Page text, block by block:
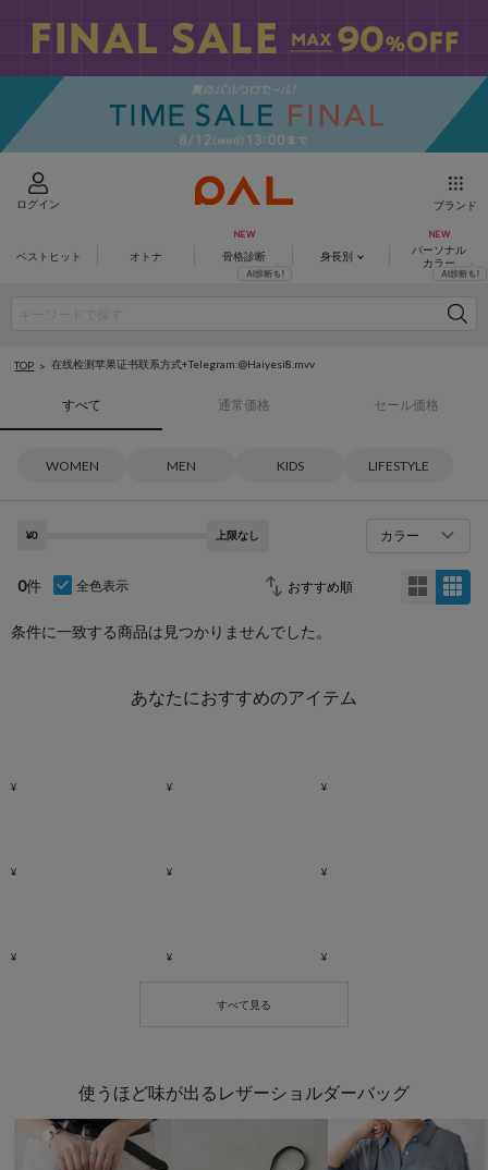
ログイン ブランド
ベストヒット オトナ 骨格診断 身長別
パーソナル
カラー
TOP 在线检测苹果证书联系方式+Telegram:@Haiyesi8.mvv
すべて 通常価格 セール価格
WOMEN MEN KIDS LIFESTYLE
¥0 上限なし カラー
0件 全色表示
条件に一致する商品は見つかりませんでした。
あなたにおすすめのアイテム
使うほど味が出るレザーショルダーバッグ